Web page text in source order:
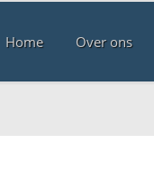
Home Over ons